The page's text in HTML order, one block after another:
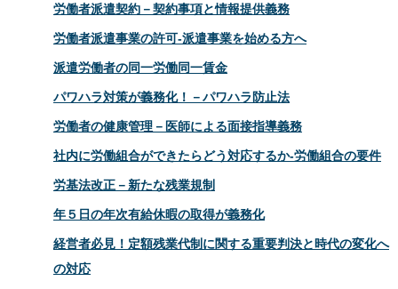
労働者派遣契約－契約事項と情報提供義務
労働者派遣事業の許可‐派遣事業を始める方へ
派遣労働者の同一労働同一賃金
パワハラ対策が義務化！－パワハラ防止法
労働者の健康管理－医師による面接指導義務
社内に労働組合ができたらどう対応するか‐労働組合の要件
労基法改正－新たな残業規制
年５日の年次有給休暇の取得が義務化
経営者必見！定額残業代制に関する重要判決と時代の変化へ
の対応